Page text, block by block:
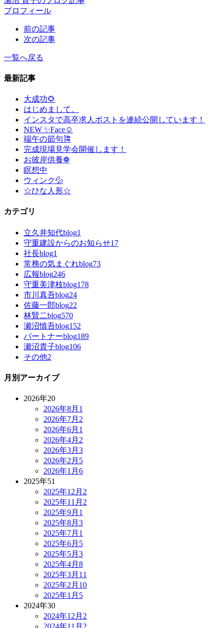
プロフィール
前の記事
次の記事
一覧へ戻る
最新記事
大成功🌻
はじめまして。
インスタで高卒求人ポストを連続公開しています！
NEW ✨Face☺
端午の節句🎏
完成現場見学会開催します！
お彼岸供養❁
瞑想中
ウィンク💦
☆ひな人形☆
カテゴリ
立久井知代blog1
守重建設からのお知らせ17
社長blog1
常務の気まぐれblog73
広報blog246
守重美津枝blog178
市川真吾blog24
佐藤一郎blog22
林賢二blog570
瀬沼慎吾blog152
パートナーblog189
瀬沼貴子blog106
その他2
月別アーカイブ
2026年20
2026年8月 1
2026年7月 2
2026年6月 1
2026年4月 2
2026年3月 3
2026年2月 5
2026年1月 6
2025年51
2025年12月 2
2025年11月 2
2025年9月 1
2025年8月 3
2025年7月 1
2025年6月 5
2025年5月 3
2025年4月 8
2025年3月 11
2025年2月 10
2025年1月 5
2024年30
2024年12月 2
2024年11月 2